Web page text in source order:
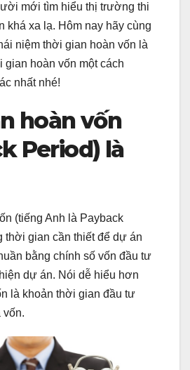
mới tìm hiểu thị trường thi
khá xa lạ. Hôm nay hãy cùng
niệm thời gian hoàn vốn là
gian hoàn vốn một cách
nhất nhé!
hoàn vốn
Period) là
(tiếng Anh là Payback
thời gian cần thiết để dự án
bằng chính số vốn đầu tư
dự án. Nói dễ hiểu hơn
là khoản thời gian đầu tư
vốn.